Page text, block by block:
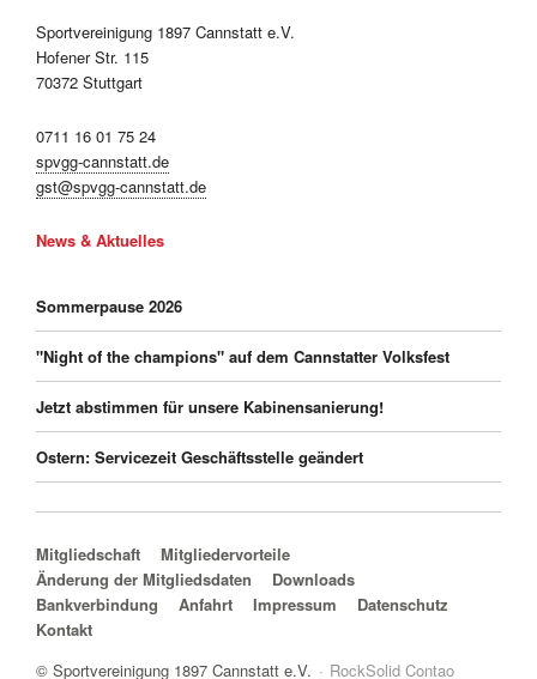
Sportvereinigung 1897 Cannstatt e.V.
Hofener Str. 115
70372 Stuttgart
0711 16 01 75 24
spvgg-cannstatt.de
gst@spvgg-cannstatt.de
News & Aktuelles
Sommerpause 2026
"Night of the champions" auf dem Cannstatter Volksfest
Jetzt abstimmen für unsere Kabinensanierung!
Ostern: Servicezeit Geschäftsstelle geändert
Navigation überspringen
Mitgliedschaft
Mitgliedervorteile
Änderung der Mitgliedsdaten
Downloads
Bankverbindung
Anfahrt Impressum
Datenschutz
Kontakt
© Sportvereinigung 1897 Cannstatt e.V.
RockSolid Contao